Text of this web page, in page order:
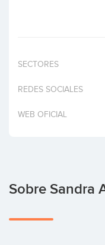
Invertir
SECTORES
REDES SOCIALES
WEB OFICIAL
Sobre Sandra